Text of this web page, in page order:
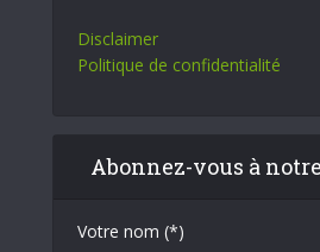
Disclaimer
Politique de confidentialité
Abonnez-vous à
Votre nom (*)